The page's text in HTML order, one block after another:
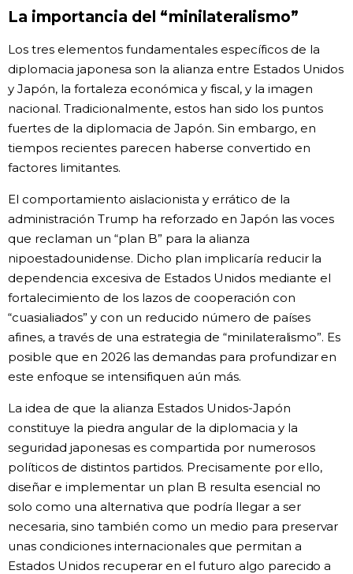
La importancia del “minilateralismo”
Los tres elementos fundamentales específicos de la
diplomacia japonesa son la alianza entre Estados Unidos
y Japón, la fortaleza económica y fiscal, y la imagen
nacional. Tradicionalmente, estos han sido los puntos
fuertes de la diplomacia de Japón. Sin embargo, en
tiempos recientes parecen haberse convertido en
factores limitantes.
El comportamiento aislacionista y errático de la
administración Trump ha reforzado en Japón las voces
que reclaman un “plan B” para la alianza
nipoestadounidense. Dicho plan implicaría reducir la
dependencia excesiva de Estados Unidos mediante el
fortalecimiento de los lazos de cooperación con
“cuasialiados” y con un reducido número de países
afines, a través de una estrategia de “minilateralismo”. Es
posible que en 2026 las demandas para profundizar en
este enfoque se intensifiquen aún más.
La idea de que la alianza Estados Unidos-Japón
constituye la piedra angular de la diplomacia y la
seguridad japonesas es compartida por numerosos
políticos de distintos partidos. Precisamente por ello,
diseñar e implementar un plan B resulta esencial no
solo como una alternativa que podría llegar a ser
necesaria, sino también como un medio para preservar
unas condiciones internacionales que permitan a
Estados Unidos recuperar en el futuro algo parecido a